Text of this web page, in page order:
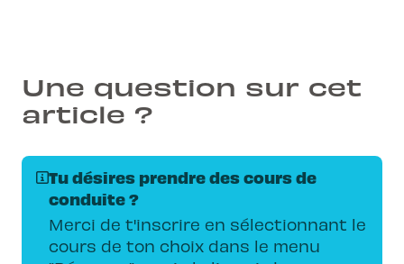
Une question sur cet
article ?
Tu désires prendre des cours de
conduite ?
Merci de t'inscrire en sélectionnant le
cours de ton choix dans le menu